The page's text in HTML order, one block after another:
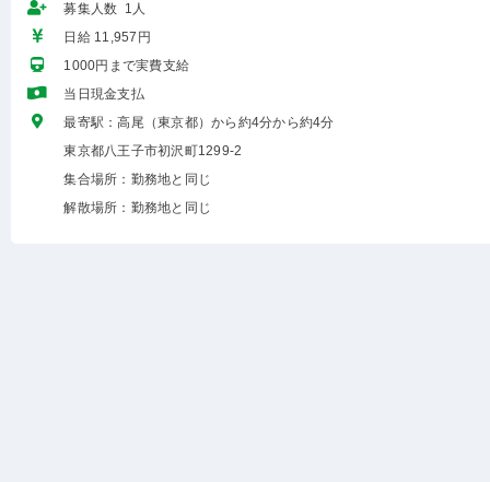
募集人数 1人
日給 11,957円
1000円まで実費支給
当日現金支払
最寄駅：高尾（東京都）から約4分から約4分
東京都八王子市初沢町1299-2
集合場所：勤務地と同じ
解散場所：勤務地と同じ